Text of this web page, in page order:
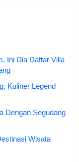
Ini Dia Daftar Villa
Kuliner Legend
Dengan Segudang
Wisata